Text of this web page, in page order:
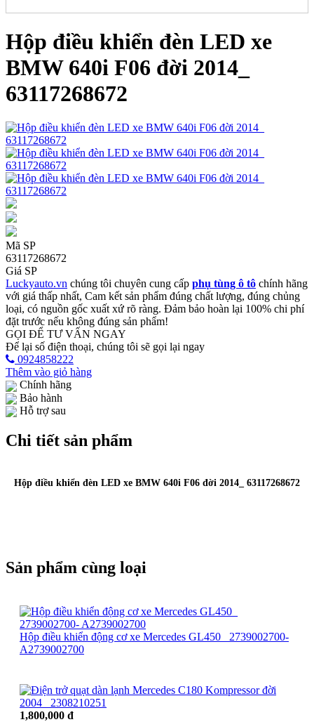
Hộp điều khiển đèn LED xe
BMW 640i F06 đời 2014_
63117268672
Mã SP
63117268672
Giá SP
Luckyauto.vn chúng tôi chuyên cung cấp phụ tùng ô tô chính hãng
với giá thấp nhất, Cam kết sản phẩm đúng chất lượng, đúng chủng
loại, có nguồn gốc xuất xứ rõ ràng. Đảm bảo hoàn lại 100% chi phí
đặt trước nếu không đúng sản phẩm!
GỌI ĐỂ TƯ VẤN NGAY
Để lại số điện thoại, chúng tôi sẽ gọi lại ngay
0924858222
Thêm vào giỏ hàng
Chính hãng
Bảo hành
Hỗ trợ sau
Chi tiết sản phẩm
Hộp điều khiển đèn LED xe BMW 640i F06 đời 2014_ 63117268672
Sản phẩm cùng loại
Hộp điều khiển động cơ xe Mercedes GL450_ 2739002700-
A2739002700
1,800,000 đ